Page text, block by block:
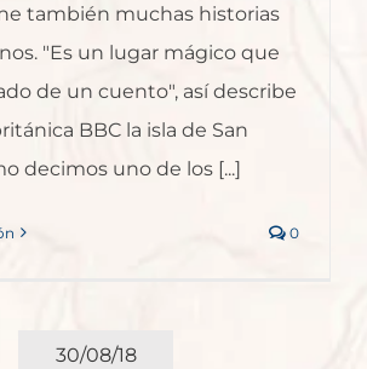
también muchas historias
"Es un lugar mágico que
de un cuento", así describe
BBC la isla de San
decimos uno de los [...]
0
30/08/18